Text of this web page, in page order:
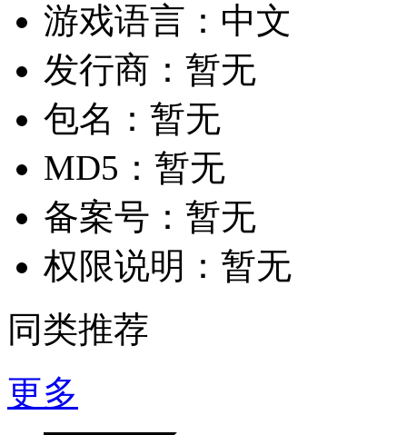
游戏语言： 中文
发行商： 暂无
包名： 暂无
MD5： 暂无
备案号： 暂无
权限说明： 暂无
同类推荐
更多